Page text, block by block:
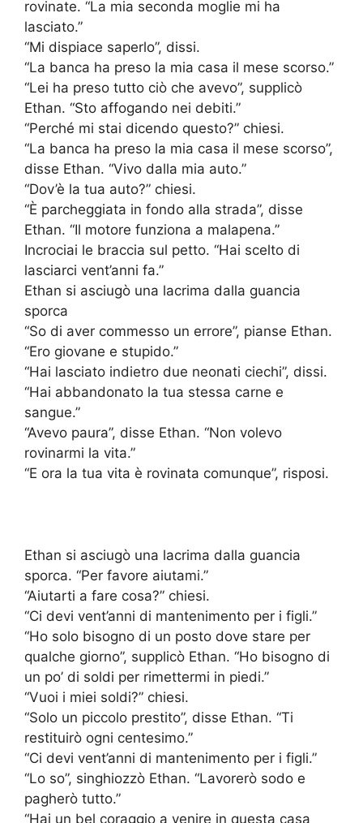
rovinate. “La mia seconda moglie mi ha
lasciato.”
“Mi dispiace saperlo”, dissi.
“La banca ha preso la mia casa il mese scorso.”
“Lei ha preso tutto ciò che avevo”, supplicò
Ethan. “Sto affogando nei debiti.”
“Perché mi stai dicendo questo?” chiesi.
“La banca ha preso la mia casa il mese scorso”,
disse Ethan. “Vivo dalla mia auto.”
“Dov’è la tua auto?” chiesi.
“È parcheggiata in fondo alla strada”, disse
Ethan. “Il motore funziona a malapena.”
Incrociai le braccia sul petto. “Hai scelto di
lasciarci vent’anni fa.”
Ethan si asciugò una lacrima dalla guancia
sporca
“So di aver commesso un errore”, pianse Ethan.
“Ero giovane e stupido.”
“Hai lasciato indietro due neonati ciechi”, dissi.
“Hai abbandonato la tua stessa carne e
sangue.”
“Avevo paura”, disse Ethan. “Non volevo
rovinarmi la vita.”
“E ora la tua vita è rovinata comunque”, risposi.
Ethan si asciugò una lacrima dalla guancia
sporca. “Per favore aiutami.”
“Aiutarti a fare cosa?” chiesi.
“Ci devi vent’anni di mantenimento per i figli.”
“Ho solo bisogno di un posto dove stare per
qualche giorno”, supplicò Ethan. “Ho bisogno di
un po’ di soldi per rimettermi in piedi.”
“Vuoi i miei soldi?” chiesi.
“Solo un piccolo prestito”, disse Ethan. “Ti
restituirò ogni centesimo.”
“Ci devi vent’anni di mantenimento per i figli.”
“Lo so”, singhiozzò Ethan. “Lavorerò sodo e
pagherò tutto.”
“Hai un bel coraggio a venire in questa casa